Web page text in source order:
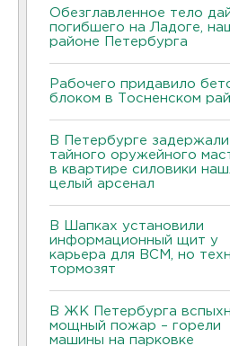
Обезглавленное тело
погибшего на Ладоге,
районе Петербурга
Рабочего придавило
блоком в Тосненском
В Петербурге задержали
тайного оружейного
в квартире силовики
целый арсенал
В Шапках установили
информационный щит у
карьера для ВСМ, но
тормозят
В ЖК Петербурга
мощный пожар – горели
машины на парковке